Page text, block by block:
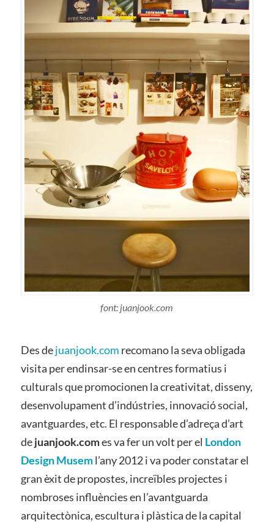
font: juanjook.com
Des dejuanjook.com recomano la seva obligada
visita per endinsar-se en centres formatius i
culturals que promocionen la creativitat, disseny,
desenvolupament d’indústries, innovació social,
avantguardes, etc. El responsable d’adreça d’art
dejuanjook.comes va fer un volt per el London
Design Museml’any 2012 i va poder constatar el
gran èxit de propostes, increïbles projectes i
nombroses influències en l’avantguarda
arquitectònica, escultura i plàstica de la capital